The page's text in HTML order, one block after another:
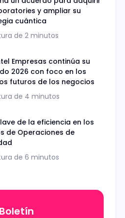
y ampliar su
cuántica
de 2 minutos
Empresas continúa su
2026 con foco en los
futuros de los negocios
de 4 minutos
de la eficiencia en los
de Operaciones de
de 6 minutos
Boletín